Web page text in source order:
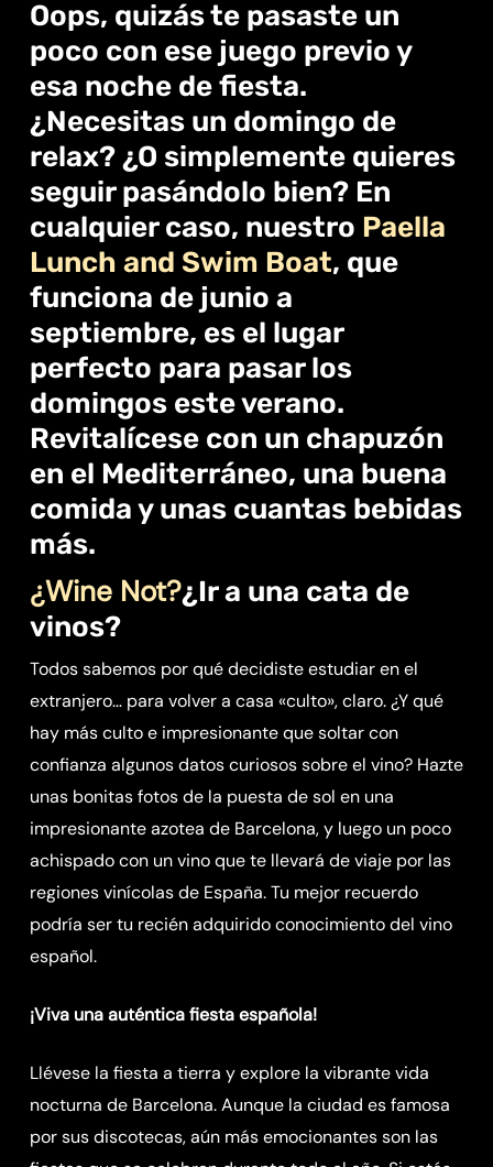
Oops, quizás te pasaste un
poco con ese juego previo y
esa noche de fiesta.
¿Necesitas un domingo de
relax? ¿O simplemente quieres
seguir pasándolo bien? En
cualquier caso, nuestro Paella
Lunch and Swim Boat, que
funciona de junio a
septiembre, es el lugar
perfecto para pasar los
domingos este verano.
Revitalícese con un chapuzón
en el Mediterráneo, una buena
comida y unas cuantas bebidas
más.
¿Wine Not?¿Ir a una cata de
vinos?
Todos sabemos por qué decidiste estudiar en el
extranjero… para volver a casa «culto», claro. ¿Y qué
hay más culto e impresionante que soltar con
confianza algunos datos curiosos sobre el vino? Hazte
unas bonitas fotos de la puesta de sol en una
impresionante azotea de Barcelona, y luego un poco
achispado con un vino que te llevará de viaje por las
regiones vinícolas de España. Tu mejor recuerdo
podría ser tu recién adquirido conocimiento del vino
español.
¡Viva una auténtica fiesta española!
Llévese la fiesta a tierra y explore la vibrante vida
nocturna de Barcelona. Aunque la ciudad es famosa
por sus discotecas, aún más emocionantes son las